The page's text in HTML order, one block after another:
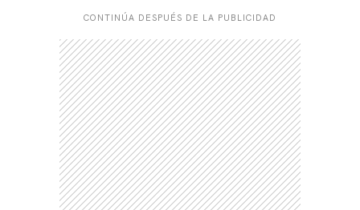
CONTINÚA DESPUÉS DE LA PUBLICIDAD